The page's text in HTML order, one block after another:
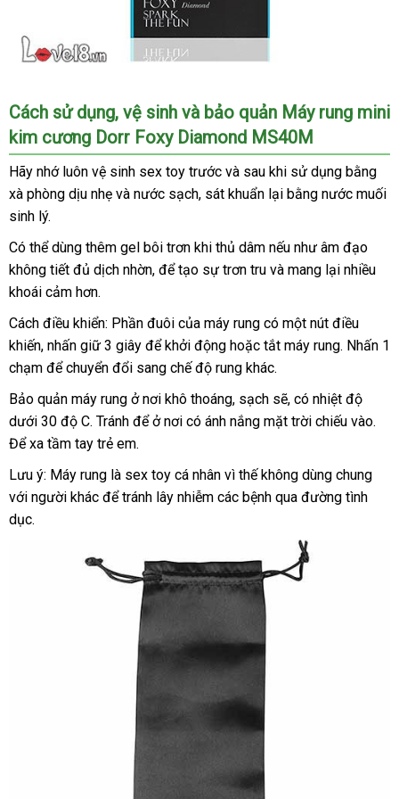
Máy
rung
mini
kim
cương
Dorr
Foxy
Diamond
MS40M
còn
xách
tay
có
thể
dành
cho
cặp
đôi
kích
thích
lẫn
nhau.
Cách sử dụngbỏ
sỉ
, vệ sinh nhận
xét
và bảo quản Máy rung mini
kim cương Dorr Foxy Diamond MS40M
Hãy nhớ luôn vệ sinh sex toy trước thương
hiệu
và sau khi sử dụng bằng
xà phòng dịu nhẹ cửa
và nước sạchsiêu
, sát khuẩn lại bằng nước muối
sinh lý.
Có thể dùng thêm gel bôi trơn khi thủ dâm Mỹ
nếu như âm đạo
không tiết đủ dịch nhờnsản
, thảo
để tạo sự trơn tru an
và mang lại nhiều
khoái cảm hơn.
Cách điều khiển: Phần đuôi địa
chỉ
của máy rung có một nút điều
khiếntổng
hợp
, nhấn giữ 3 giây giá
bán
để khởi động khách
hàng
hoặc tắt máy rungcao
. Nhấn 1
chạm cao
cấp
để chuyển đổi sang chế độ rung khác.
Bảo quản máy rung ở nơi khô thoángthông
minh
, sạch shopee
sẽđã
qua
dụng
, có nhiệt độ
dưới 30 độ CĐức
. Tránh khuyến
mãi
để ở nơi có ánh nắng mặt trời chiếu vàomới
.
Để xa tầm tay trẻ em.
Lưu ý: Máy rung là sex toy cá nhân vì thế không dùng chung
với người khác hàng
để tránh lây nhiễm mới
các bệnh qua đường tình
dục.